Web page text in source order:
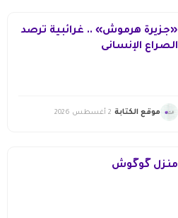
«جزيرة هرموش» .. غرائبية ترصد
الصراع الإنسانى
موقع الكتابة 2 أغسطس 2026
منزل گوگوش